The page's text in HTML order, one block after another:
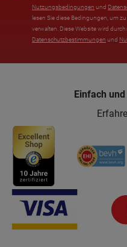
Nutzungsbedingungen und
lesen Sie diese Bedingungen, um
verwalten. Diese Website wird
Datenschutzbestimmungen und
Einfach